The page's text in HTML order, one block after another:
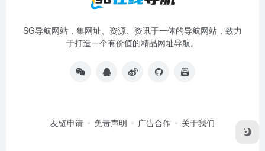
SG导航网站，集网址、资源、资讯于一体的导航网站，致力
于打造一个有价值的精品网址导航。
友链申请 免责声明 广告合作 关于我们